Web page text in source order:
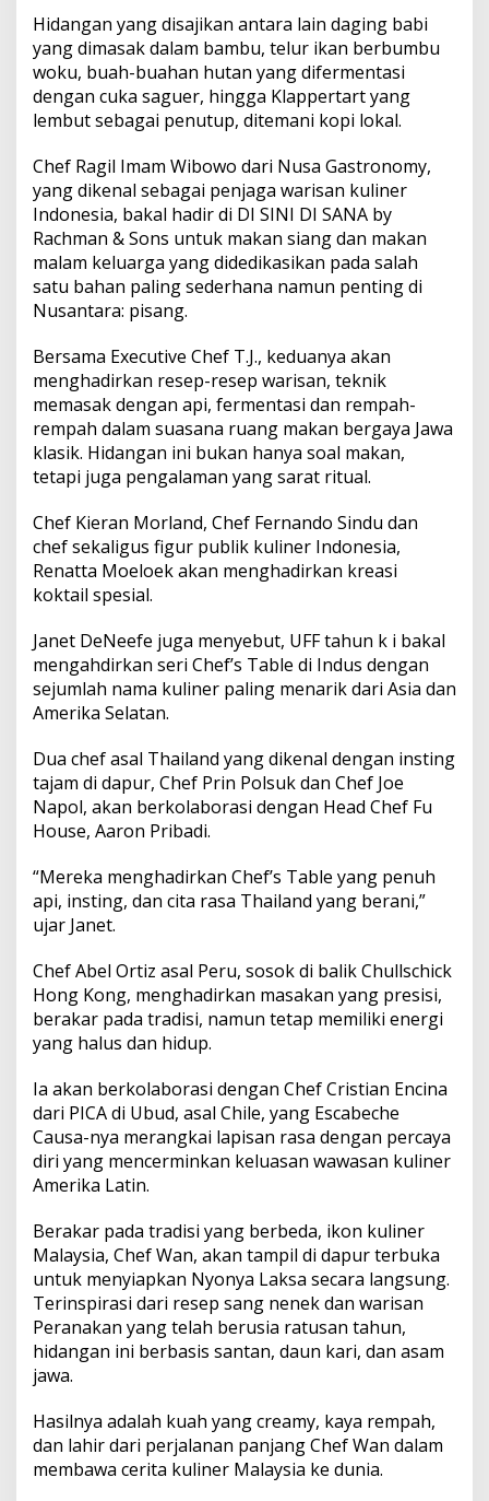
Hidangan yang disajikan antara lain daging babi
yang dimasak dalam bambu, telur ikan berbumbu
woku, buah-buahan hutan yang difermentasi
dengan cuka saguer, hingga Klappertart yang
lembut sebagai penutup, ditemani kopi lokal.
Chef Ragil Imam Wibowo dari Nusa Gastronomy,
yang dikenal sebagai penjaga warisan kuliner
Indonesia, bakal hadir di DI SINI DI SANA by
Rachman & Sons untuk makan siang dan makan
malam keluarga yang didedikasikan pada salah
satu bahan paling sederhana namun penting di
Nusantara: pisang.
Bersama Executive Chef T.J., keduanya akan
menghadirkan resep-resep warisan, teknik
memasak dengan api, fermentasi dan rempah-
rempah dalam suasana ruang makan bergaya Jawa
klasik. Hidangan ini bukan hanya soal makan,
tetapi juga pengalaman yang sarat ritual.
Chef Kieran Morland, Chef Fernando Sindu dan
chef sekaligus figur publik kuliner Indonesia,
Renatta Moeloek akan menghadirkan kreasi
koktail spesial.
Janet DeNeefe juga menyebut, UFF tahun k i bakal
mengahdirkan seri Chef’s Table di Indus dengan
sejumlah nama kuliner paling menarik dari Asia dan
Amerika Selatan.
Dua chef asal Thailand yang dikenal dengan insting
tajam di dapur, Chef Prin Polsuk dan Chef Joe
Napol, akan berkolaborasi dengan Head Chef Fu
House, Aaron Pribadi.
“Mereka menghadirkan Chef’s Table yang penuh
api, insting, dan cita rasa Thailand yang berani,”
ujar Janet.
Chef Abel Ortiz asal Peru, sosok di balik Chullschick
Hong Kong, menghadirkan masakan yang presisi,
berakar pada tradisi, namun tetap memiliki energi
yang halus dan hidup.
Ia akan berkolaborasi dengan Chef Cristian Encina
dari PICA di Ubud, asal Chile, yang Escabeche
Causa-nya merangkai lapisan rasa dengan percaya
diri yang mencerminkan keluasan wawasan kuliner
Amerika Latin.
Berakar pada tradisi yang berbeda, ikon kuliner
Malaysia, Chef Wan, akan tampil di dapur terbuka
untuk menyiapkan Nyonya Laksa secara langsung.
Terinspirasi dari resep sang nenek dan warisan
Peranakan yang telah berusia ratusan tahun,
hidangan ini berbasis santan, daun kari, dan asam
jawa.
Hasilnya adalah kuah yang creamy, kaya rempah,
dan lahir dari perjalanan panjang Chef Wan dalam
membawa cerita kuliner Malaysia ke dunia.